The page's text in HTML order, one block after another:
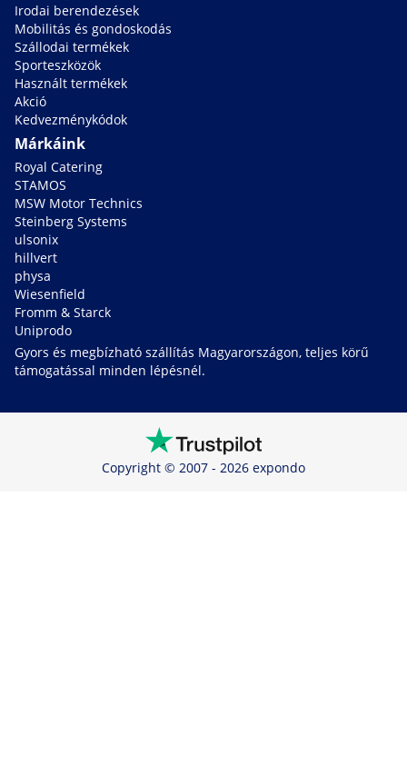
Irodai berendezések
Mobilitás és gondoskodás
Szállodai termékek
Sporteszközök
Használt termékek
Akció
Kedvezménykódok
Márkáink
Royal Catering
STAMOS
MSW Motor Technics
Steinberg Systems
ulsonix
hillvert
physa
Wiesenfield
Fromm & Starck
Uniprodo
Gyors és megbízható szállítás Magyarországon, teljes körű
támogatással minden lépésnél.
Copyright © 2007 - 2026 expondo